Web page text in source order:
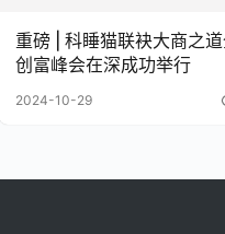
重磅 | 科睡猫联袂大商之
创富峰会在深成功举行
2024-10-29